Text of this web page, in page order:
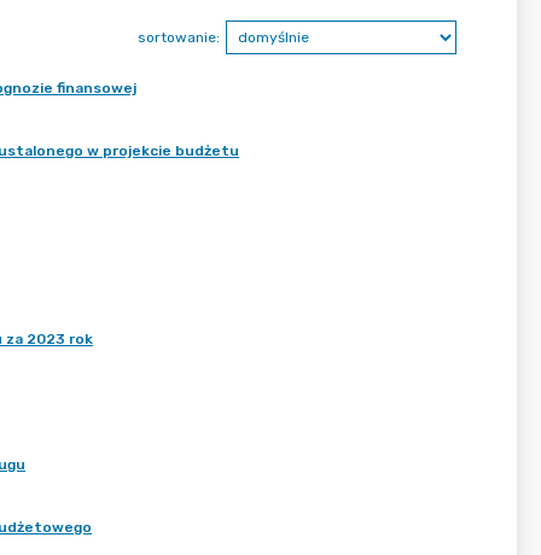
sortowanie:
finansowej
ustalonego w projekcie budżetu
za 2023 rok